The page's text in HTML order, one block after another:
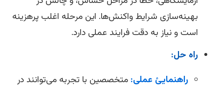
بهینه‌سازی شرایط واکنش‌ها. این مرحله اغلب پرهزینه
است و نیاز به دقت فرایند عملی دارد.
راه حل:
راهنمایئ عملی:متخصصین با تجربه می‌توانند در